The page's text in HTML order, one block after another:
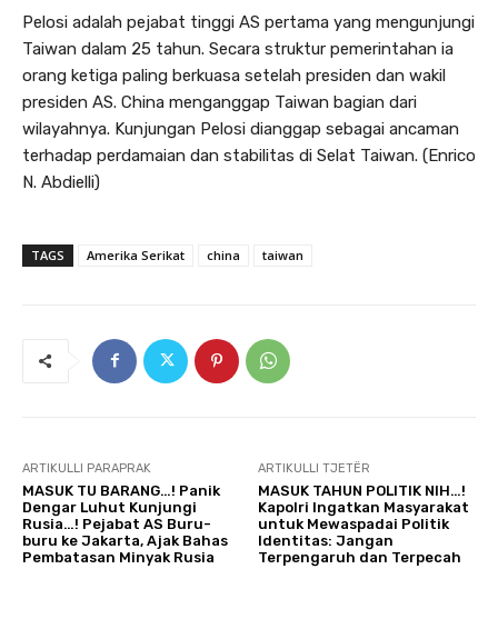
Pelosi adalah pejabat tinggi AS pertama yang mengunjungi
Taiwan dalam 25 tahun. Secara struktur pemerintahan ia
orang ketiga paling berkuasa setelah presiden dan wakil
presiden AS. China menganggap Taiwan bagian dari
wilayahnya. Kunjungan Pelosi dianggap sebagai ancaman
terhadap perdamaian dan stabilitas di Selat Taiwan. (Enrico
N. Abdielli)
TAGS Amerika Serikat china taiwan
ARTIKULLI PARAPRAK
MASUK TU BARANG…! Panik
Dengar Luhut Kunjungi
Rusia…! Pejabat AS Buru-
buru ke Jakarta, Ajak Bahas
Pembatasan Minyak Rusia
ARTIKULLI TJETËR
MASUK TAHUN POLITIK NIH…!
Kapolri Ingatkan Masyarakat
untuk Mewaspadai Politik
Identitas: Jangan
Terpengaruh dan Terpecah